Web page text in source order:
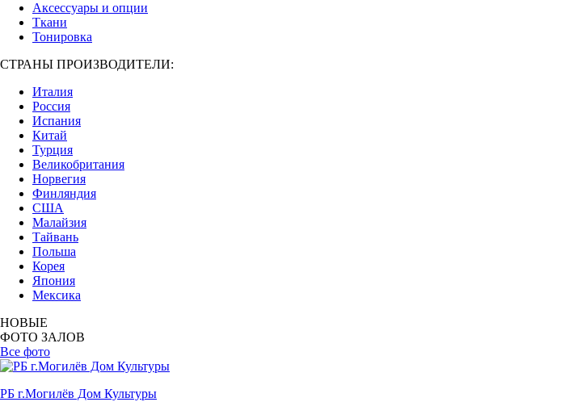
Аксессуары и опции
Ткани
Тонировка
СТРАНЫ ПРОИЗВОДИТЕЛИ:
Италия
Россия
Испания
Китай
Турция
Великобритания
Норвегия
Финляндия
США
Малайзия
Тайвань
Польша
Корея
Япония
Мексика
НОВЫЕ
ФОТО ЗАЛОВ
Все фото
РБ г.Могилёв Дом Культуры